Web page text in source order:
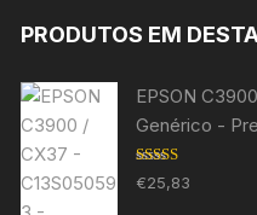
PRODUTOS EM
EPSON
Genérico -
Avaliação
5.00de 5
€25,83